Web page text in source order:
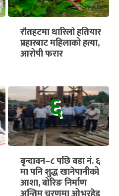
रौतहटमा धारिलो हतियार
प्रहारबाट महिलाको हत्या,
आरोपी फरार
६
बृन्दावन–८ पछि वडा नं. ६
मा पनि शुद्ध खानेपानीको
आशा, बोरिङ निर्माण